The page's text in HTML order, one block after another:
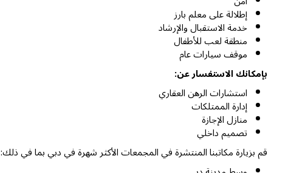
إطلالة على معلم بارز
خدمة الاستقبال والإرشاد
منطقة لعب للأطفال
موقف سيارات عام
بإمكانك الاستفسار عن:
استشارات الرهن العقاري
إدارة الممتلكات
منازل الإجازة
تصميم داخلي
قم بزيارة مكاتبنا المنتشرة في المجمعات الأكثر شهرة في دبي بما في ذلك: